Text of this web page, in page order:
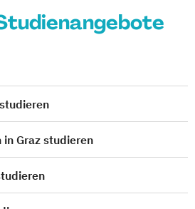
Vertragsrecht
(DE/EN)
Medizintechnik
in Graz studieren